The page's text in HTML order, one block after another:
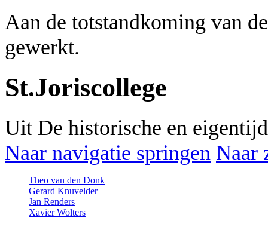
Aan de totstandkoming van
gewerkt.
St.Joriscollege
Uit De historische en
Naar navigatie springen Naar
Theo van den Donk
Gerard Knuvelder
Jan Renders
Xavier Wolters